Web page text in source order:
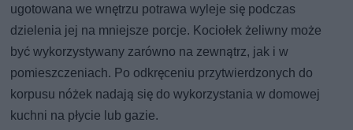
ugotowana we wnętrzu potrawa wyleje się podczas
dzielenia jej na mniejsze porcje. Kociołek żeliwny może
być wykorzystywany zarówno na zewnątrz, jak i w
pomieszczeniach. Po odkręceniu przytwierdzonych do
korpusu nóżek nadają się do wykorzystania w domowej
kuchni na płycie lub gazie.